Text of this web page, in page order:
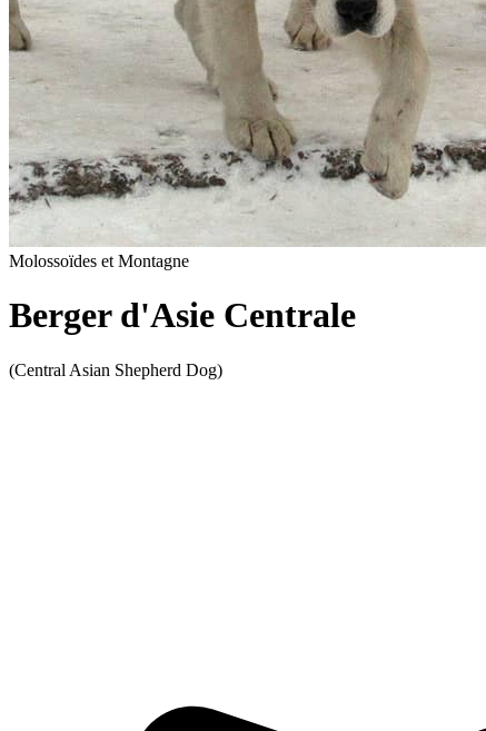
Molossoïdes et Montagne
Berger d'Asie Centrale
(Central Asian Shepherd Dog)